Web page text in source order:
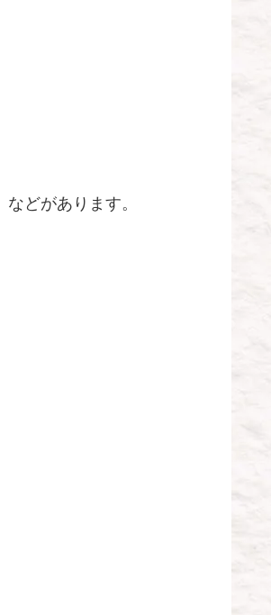
などがあります。